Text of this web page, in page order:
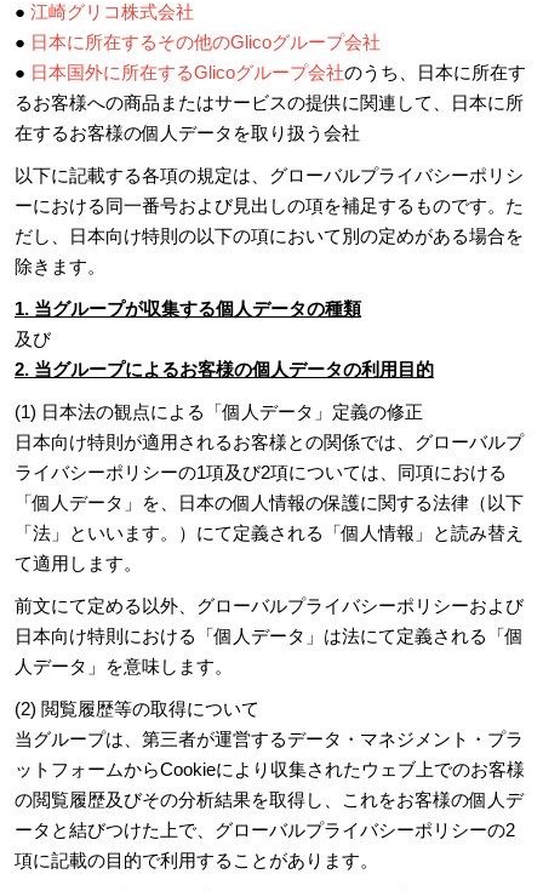
● 江崎グリコ株式会社
● 日本に所在するその他のGlicoグループ会社
● 日本国外に所在するGlicoグループ会社のうち、日本に所在す
るお客様への商品またはサービスの提供に関連して、日本に所
在するお客様の個人データを取り扱う会社
以下に記載する各項の規定は、グローバルプライバシーポリシ
ーにおける同一番号および見出しの項を補足するものです。た
だし、日本向け特則の以下の項において別の定めがある場合を
除きます。
1. 当グループが収集する個人データの種類
及び
2. 当グループによるお客様の個人データの利用目的
(1) 日本法の観点による「個人データ」定義の修正
日本向け特則が適用されるお客様との関係では、グローバルプ
ライバシーポリシーの1項及び2項については、同項における
「個人データ」を、日本の個人情報の保護に関する法律（以下
「法」といいます。）にて定義される「個人情報」と読み替え
て適用します。
前文にて定める以外、グローバルプライバシーポリシーおよび
日本向け特則における「個人データ」は法にて定義される「個
人データ」を意味します。
(2) 閲覧履歴等の取得について
当グループは、第三者が運営するデータ・マネジメント・プラ
ットフォームからCookieにより収集されたウェブ上でのお客様
の閲覧履歴及びその分析結果を取得し、これをお客様の個人デ
ータと結びつけた上で、グローバルプライバシーポリシーの2
項に記載の目的で利用することがあります。